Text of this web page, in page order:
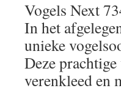
Vogels Next
In het
unieke
Deze
verenkleed en